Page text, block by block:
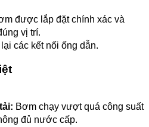
được lắp đặt chính xác và
vị trí.
các kết nối ống dẫn.
Bơm chạy vượt quá công suất
đủ nước cấp.